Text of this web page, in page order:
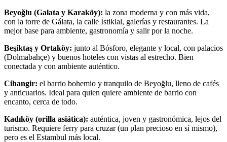
Beyoğlu (Galata y Karaköy): la zona moderna y con más vida,
con la torre de Gálata, la calle İstiklal, galerías y restaurantes. La
mejor base para ambiente, gastronomía y salir por la noche.
Beşiktaş y Ortaköy: junto al Bósforo, elegante y local, con palacios
(Dolmabahçe) y buenos hoteles con vistas al estrecho. Bien
conectada y con ambiente auténtico.
Cihangir: el barrio bohemio y tranquilo de Beyoğlu, lleno de cafés
y anticuarios. Ideal para quien quiere ambiente de barrio con
encanto, cerca de todo.
Kadıköy (orilla asiática): auténtica, joven y gastronómica, lejos del
turismo. Requiere ferry para cruzar (un plan precioso en sí mismo),
pero es el Estambul más local.